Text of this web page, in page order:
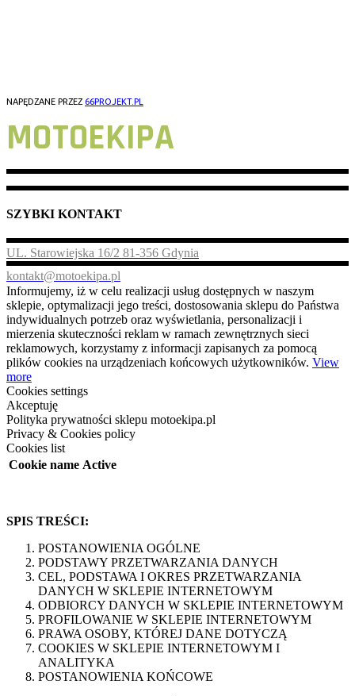
NAPĘDZANE PRZEZ 66PROJEKT.PL
MOTOEKIPA
SZYBKI KONTAKT
UL. Starowiejska 16/2 81-356 Gdynia
kontakt@motoekipa.pl
Informujemy, iż w celu realizacji usług dostępnych w naszym
sklepie, optymalizacji jego treści, dostosowania sklepu do Państwa
indywidualnych potrzeb oraz wyświetlania, personalizacji i
mierzenia skuteczności reklam w ramach zewnętrznych sieci
reklamowych, korzystamy z informacji zapisanych za pomocą
plików cookies na urządzeniach końcowych użytkowników. View
more
Cookies settings
Akceptuję
Polityka prywatności sklepu motoekipa.pl
Privacy & Cookies policy
Cookies list
Cookie name Active
SPIS TREŚCI:
POSTANOWIENIA OGÓLNE
PODSTAWY PRZETWARZANIA DANYCH
CEL, PODSTAWA I OKRES PRZETWARZANIA
DANYCH W SKLEPIE INTERNETOWYM
ODBIORCY DANYCH W SKLEPIE INTERNETOWYM
PROFILOWANIE W SKLEPIE INTERNETOWYM
PRAWA OSOBY, KTÓREJ DANE DOTYCZĄ
COOKIES W SKLEPIE INTERNETOWYM I
ANALITYKA
POSTANOWIENIA KOŃCOWE